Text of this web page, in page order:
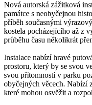
Nová autorská zážitková
památce s neobyčejnou
příběh současnými
kostela pocházejícího až z
průběhu času několikrát
Instalace nabízí hravé
prostoru, který by se svou
svou přítomností v parku
obyčejných věcech. Nabízí
které mohou osvěžit a